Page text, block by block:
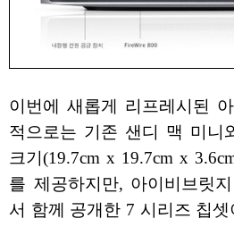
이번에 새롭게 리프레시된
적으로는 기존 샌디 맥 미니
크기(19.7cm x 19.7cm x
를 제공하지만, 아이비브릿
서 함께 공개한 7 시리즈 칩